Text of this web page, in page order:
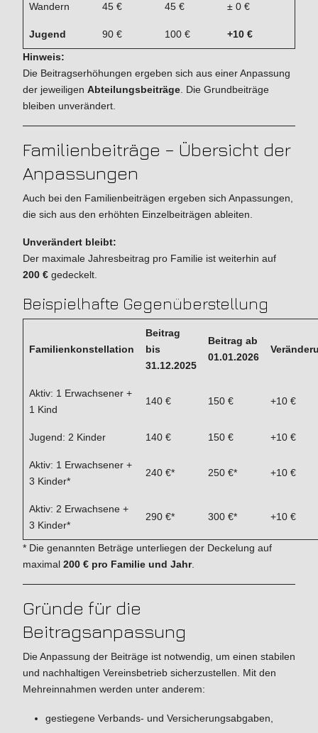
Wandern 45 € 45 € ± 0 €
Jugend 90 € 100 €
+10 €
Hinweis:
Die Beitragserhöhungen ergeben sich aus einer Anpassung
der jeweiligen Abteilungsbeiträge . Die Grundbeiträge
bleiben unverändert.
Familienbeiträge – Übersicht der
Anpassungen
Auch bei den Familienbeiträgen ergeben sich Anpassungen,
die sich aus den erhöhten Einzelbeiträgen ableiten.
Unverändert bleibt:
Der maximale Jahresbeitrag pro Familie ist weiterhin auf
200 € gedeckelt.
Beispielhafte Gegenüberstellung
Familienkonstellation
Beitrag
bis
31.12.2025
Beitrag ab
01.01.2026
Aktiv: 1 Erwachsener +
1 Kind
140 € 150 € +10 €
Jugend: 2 Kinder 140 € 150 € +10 €
Aktiv: 1 Erwachsener +
3 Kinder*
240 €* 250 €* +10 €
Aktiv: 2 Erwachsene +
3 Kinder*
290 €* 300 €* +10 €
* Die genannten Beträge unterliegen der Deckelung auf
maximal 200 € pro Familie und Jahr.
Gründe für die
Beitragsanpassung
Die Anpassung der Beiträge ist notwendig, um einen stabilen
und nachhaltigen Vereinsbetrieb sicherzustellen. Mit den
Mehreinnahmen werden unter anderem:
gestiegene Verbands- und Versicherungsabgaben,